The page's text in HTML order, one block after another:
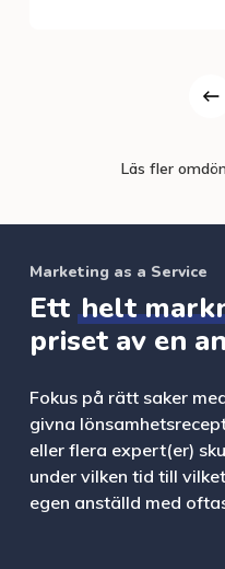
Läs fler
Marketing as a Service
Etthelt
priset av en
Fokus på rätt saker
givna
eller flera expert(er)
under vilken tid till
egen anställd med